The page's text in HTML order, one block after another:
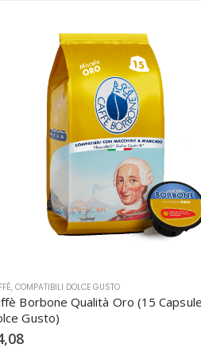
, COMPATIBILI DOLCE GUSTO
Borbone Qualità Oro (15 Capsule
Gusto)